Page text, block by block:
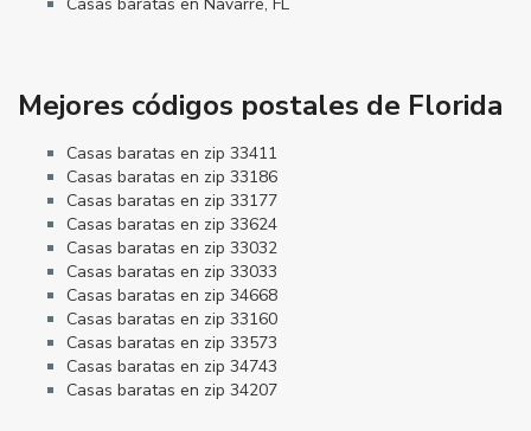
Mejores códigos postales de Florida
Casas baratas en zip 33411
Casas baratas en zip 33186
Casas baratas en zip 33177
Casas baratas en zip 33624
Casas baratas en zip 33032
Casas baratas en zip 33033
Casas baratas en zip 34668
Casas baratas en zip 33160
Casas baratas en zip 33573
Casas baratas en zip 34743
Casas baratas en zip 34207